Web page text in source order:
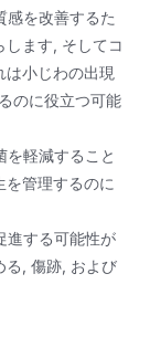
感を改善するた
ます, そしてコ
は小じわの出現
のに役立つ可能
を軽減すること
を管理するのに
進する可能性が
る, 傷跡, および